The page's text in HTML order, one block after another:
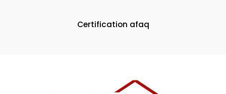
Certification afaq